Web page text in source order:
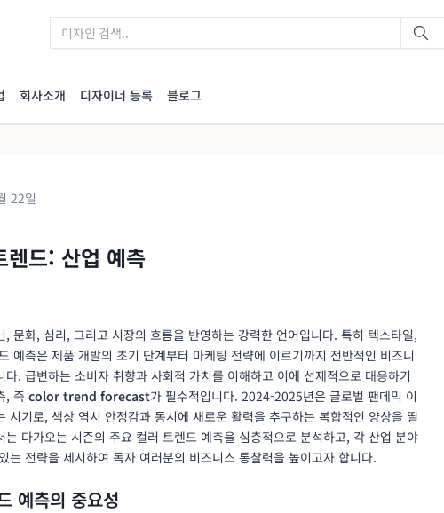
회사소개 디자이너 등록 블로그
22일
드: 산업 예측
, 문화, 심리, 그리고 시장의 흐름을 반영하는 강력한 언어입니다. 특히 텍스타일,
예측은 제품 개발의 초기 단계부터 마케팅 전략에 이르기까지 전반적인 비즈니
. 급변하는 소비자 취향과 사회적 가치를 이해하고 이에 선제적으로 대응하기
, 즉 color trend forecast가 필수적입니다. 2024-2025년은 글로벌 팬데믹 이
시기로, 색상 역시 안정감과 동시에 새로운 활력을 추구하는 복합적인 양상을 띨
는 다가오는 시즌의 주요 컬러 트렌드 예측을 심층적으로 분석하고, 각 산업 분야
는 전략을 제시하여 독자 여러분의 비즈니스 통찰력을 높이고자 합니다.
예측의 중요성